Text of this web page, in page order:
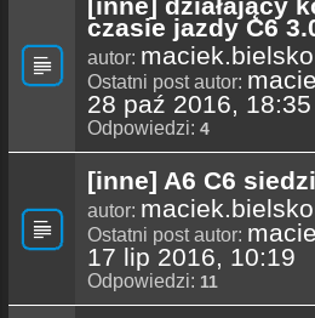
[inne] działający
czasie jazdy C6
autor: maciek.bielsko
Ostatni post autor:
28 paź 2016, 18:35
Odpowiedzi: 4
[inne] A6 C6
autor: maciek.bielsko
Ostatni post autor:
17 lip 2016, 10:19
Odpowiedzi: 11